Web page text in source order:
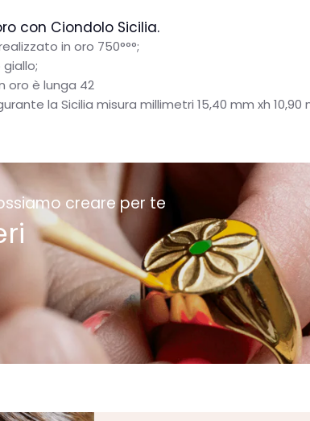
con Ciondolo Sicilia.
in oro 750°°°;
giallo;
oro è lunga 42
la Sicilia misura millimetri 15,40 mm xh 10,90
creare per te